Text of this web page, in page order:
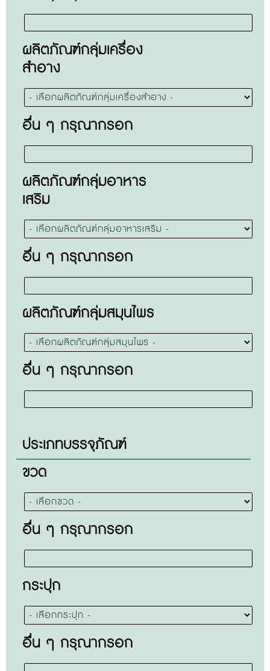
ผลิตภัณฑ์กลุ่มเครื่อง
สำอาง
อื่น ๆ กรุณากรอก
ผลิตภัณฑ์กลุ่มอาหาร
เสริม
อื่น ๆ กรุณากรอก
ผลิตภัณฑ์กลุ่มสมุนไพร
อื่น ๆ กรุณากรอก
ประเภทบรรจุภัณฑ์
ขวด
อื่น ๆ กรุณากรอก
กระปุก
อื่น ๆ กรุณากรอก